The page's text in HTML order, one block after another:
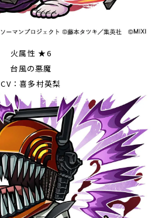
火属性 ★6
台風の悪魔
CV：喜多村英梨